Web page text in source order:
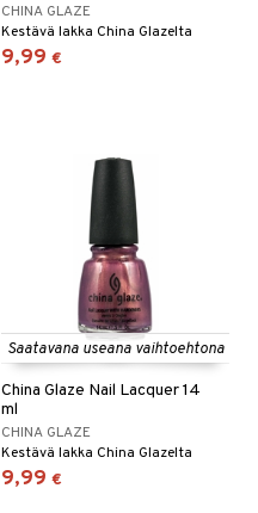
CHINA GLAZE
Kestävä lakka China Glazelta
9,99 €
Saatavana useana vaihtoehtona
China Glaze Nail Lacquer 14
ml
CHINA GLAZE
Kestävä lakka China Glazelta
9,99 €